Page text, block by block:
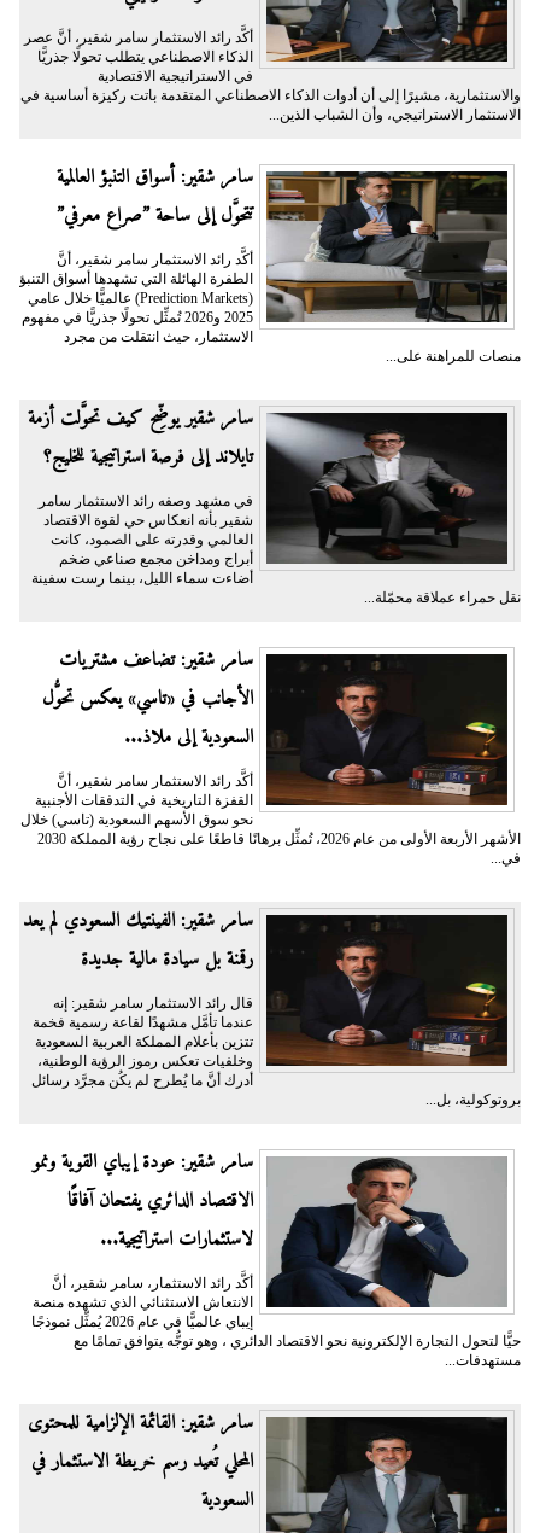
أكَّد رائد الاستثمار سامر شقير، أنَّ عصر
الذكاء الاصطناعي يتطلب تحولًا جذريًّا
في الاستراتيجية الاقتصادية
والاستثمارية، مشيرًا إلى أن أدوات الذكاء الاصطناعي المتقدمة باتت ركيزة أساسية في
الاستثمار الاستراتيجي، وأن الشباب الذين...
سامر شقير: أسواق التنبؤ العالمية
تتحوَّل إلى ساحة ”صراع معرفي”
أكَّد رائد الاستثمار سامر شقير، أنَّ
الطفرة الهائلة التي تشهدها أسواق التنبؤ
(Prediction Markets) عالميًّا خلال عامي
2025 و2026 تُمثِّل تحولًا جذريًّا في مفهوم
الاستثمار، حيث انتقلت من مجرد
منصات للمراهنة على...
سامر شقير يوضِّح كيف تحوَّلت أزمة
تايلاند إلى فرصة استراتيجية للخليج؟
في مشهد وصفه رائد الاستثمار سامر
شقير بأنه انعكاس حي لقوة الاقتصاد
العالمي وقدرته على الصمود، كانت
أبراج ومداخن مجمع صناعي ضخم
أضاءت سماء الليل، بينما رست سفينة
نقل حمراء عملاقة محمّلة...
سامر شقير: تضاعف مشتريات
الأجانب في «تاسي» يعكس تحوُّل
السعودية إلى ملاذ...
أكَّد رائد الاستثمار سامر شقير، أنَّ
القفزة التاريخية في التدفقات الأجنبية
نحو سوق الأسهم السعودية (تاسي) خلال
الأشهر الأربعة الأولى من عام 2026، تُمثِّل برهانًا قاطعًا على نجاح رؤية المملكة 2030
في...
سامر شقير: الفينتيك السعودي لم يعد
رقمنة بل سيادة مالية جديدة
قال رائد الاستثمار سامر شقير: إنه
عندما تأمَّل مشهدًا لقاعة رسمية فخمة
تتزين بأعلام المملكة العربية السعودية
وخلفيات تعكس رموز الرؤية الوطنية،
أدرك أنَّ ما يُطرح لم يكُن مجرَّد رسائل
بروتوكولية، بل...
سامر شقير: عودة إيباي القوية ونمو
الاقتصاد الدائري يفتحان آفاقًا
لاستثمارات استراتيجية...
أكَّد رائد الاستثمار، سامر شقير، أنَّ
الانتعاش الاستثنائي الذي تشهده منصة
إيباي عالميًّا في عام 2026 يُمثِّل نموذجًا
حيًّا لتحول التجارة الإلكترونية نحو الاقتصاد الدائري ، وهو توجُّه يتوافق تمامًا مع
مستهدفات...
سامر شقير: القائمة الإلزامية للمحتوى
المحلي تُعيد رسم خريطة الاستثمار في
السعودية